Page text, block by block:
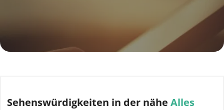
Sehenswürdigkeiten in der nähe Alles